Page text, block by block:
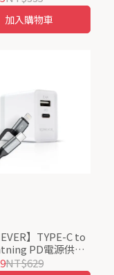
加入購物車
】TYPE-C to
PD電源供應
NT$629